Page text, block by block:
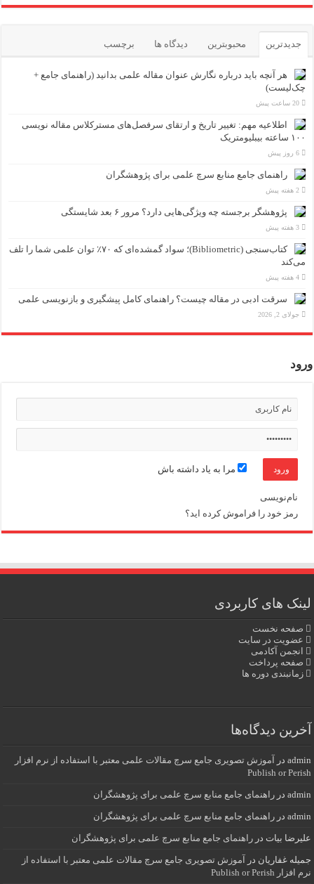
جدیدترین محبوبترین دیدگاه ها برچسب
هر آنچه باید درباره نگارش عنوان مقاله علمی بدانید (راهنمای جامع +
چک‌لیست)
20 ساعت پیش
اطلاعیه مهم: تغییر تاریخ و ارتقای سرفصل‌های مسترکلاس مقاله نویسی
۱۰۰ ساعته بیبلیومتریک
6 روز پیش
راهنمای جامع منابع سرچ علمی برای پژوهشگران
2 هفته پیش
پژوهشگر برجسته چه ویژگی‌هایی دارد؟ مرور ۶ بعد شایستگی
3 هفته پیش
کتاب‌سنجی (Bibliometric)؛ سواد گمشده‌ای که ۷۰٪ توان علمی شما را تلف
می‌کند
4 هفته پیش
سرقت ادبی در مقاله چیست؟ راهنمای کامل پیشگیری و بازنویسی علمی
جولای 2, 2026
ورود
مرا به یاد داشته باش
نام‌نویسی
رمز خود را فراموش کرده اید؟
لینک های کاربردی
صفحه نخست
عضویت در سایت
انجمن آکادمی
صفحه پرداخت
زمانبندی دوره ها
آخرین دیدگاه‌ها
admin در
آموزش تصویری جامع سرچ مقالات علمی معتبر با استفاده از نرم افزار
Publish or Perish
admin درراهنمای جامع منابع سرچ علمی برای پژوهشگران
admin درراهنمای جامع منابع سرچ علمی برای پژوهشگران
علیرضا بیات درراهنمای جامع منابع سرچ علمی برای پژوهشگران
جمیله غفاریان در
آموزش تصویری جامع سرچ مقالات علمی معتبر با استفاده از
نرم افزار Publish or Perish